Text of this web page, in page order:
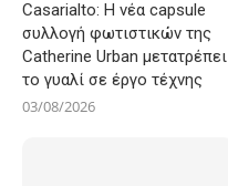
Casarialto: Η νέα capsule
συλλογή φωτιστικών της
Catherine Urban μετατρέπει
το γυαλί σε έργο τέχνης
03/08/2026